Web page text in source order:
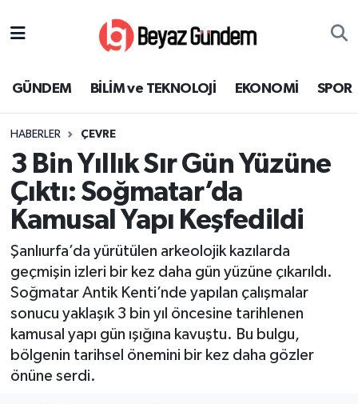
GÜNDEM BİLİM ve TEKNOLOJİ EKONOMİ SPOR
HABERLER ÇEVRE
3 Bin Yıllık Sır Gün Yüzüne
Çıktı: Soğmatar’da
Kamusal Yapı Keşfedildi
Şanlıurfa’da yürütülen arkeolojik kazılarda
geçmişin izleri bir kez daha gün yüzüne çıkarıldı.
Soğmatar Antik Kenti’nde yapılan çalışmalar
sonucu yaklaşık 3 bin yıl öncesine tarihlenen
kamusal yapı gün ışığına kavuştu. Bu bulgu,
bölgenin tarihsel önemini bir kez daha gözler
önüne serdi.
EKONOMİ
SPOR
SAĞLIK
EĞİTİM
KÜLTÜR SANAT
MAGAZİN
Süper Lig Puan Durumu ve Fikstür
Tüm Manşetler
Son Dakika Haberleri
Haber Arşivi